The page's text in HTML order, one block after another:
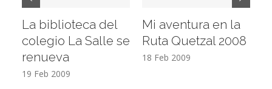
La biblioteca del
colegio La Salle se
renueva
19 Feb 2009
Mi aventura en la
Ruta Quetzal 2008
18 Feb 2009